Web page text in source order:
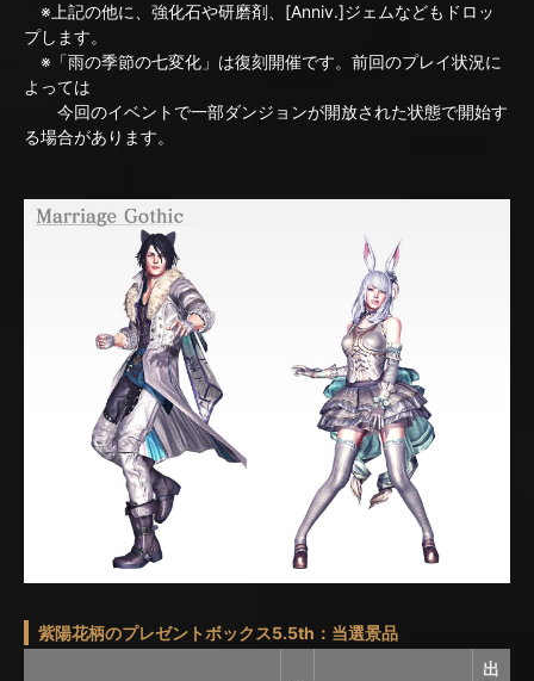
※上記の他に、強化石や研磨剤、[Anniv.]ジェムなどもドロッ
プします。
※「雨の季節の七変化」は復刻開催です。前回のプレイ状況に
よっては
今回のイベントで一部ダンジョンが開放された状態で開始す
る場合があります。
紫陽花柄のプレゼントボックス5.5th：当選景品
出